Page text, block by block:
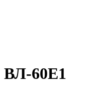
ВЛ-60Е1